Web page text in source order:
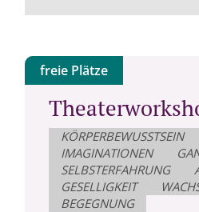
freie Plätze
KÖRPERBEWUSSTSEIN
IMAGINATIONEN
SELBSTERFAHRUNG
GESELLIGKEIT
BEGEGNUNG